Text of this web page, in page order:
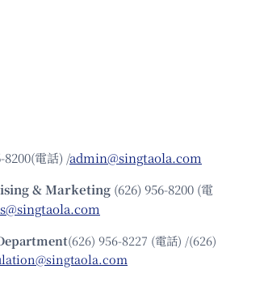
8200(電話) /admin@singtaola.com
& Marketing (626) 956-8200 (電
(626) 956-8227 (電話) /(626)